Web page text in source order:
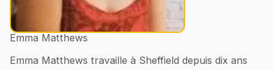
Emma Matthews
Emma Matthews travaille à Sheffield depuis dix ans